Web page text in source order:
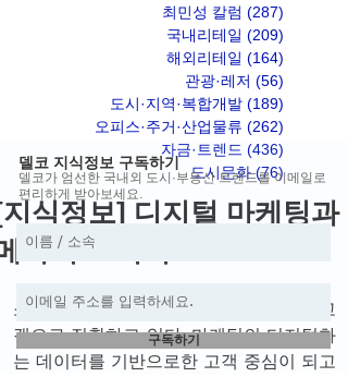
최민성 칼럼 (287)
국내리테일 (209)
해외리테일 (164)
관광·레저 (56)
도시·지역·복합개발 (189)
오피스·주거·산업물류 (262)
자금·트렌드 (436)
도시문화 (76)게시물 76
식정보] 디지털 마케팅과
타버스 커머스
소매업의 데이터 활용의 축이 매출에서 고
객으로 전환하고 있다. 마케팅의 디지털화
는 데이터를 기반으로한 고객 중심이 되고
델코 지식정보 구독하기
델코가 엄선한 국내외 도시·부동산 트렌드를 이메일로
편리하게 받아보세요.
구독하기